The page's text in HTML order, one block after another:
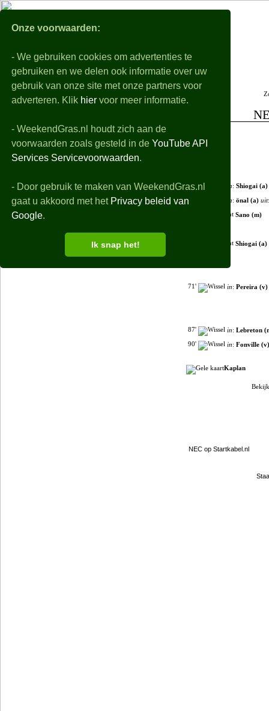
Onze voorwaarden:
- We gebruiken cookies om advertenties te
gebruiken en we delen ook informatie over uw
gebruik van onze site met onze partners voor
adverteren. Klik hier voor meer informatie.
- WeekendGras.nl houdt zich aan de
voorwaarden zoals gesteld in deYouTube API
Services Servicevoorwaarden.
- Door gebruik te maken van WeekendGras.nl
gaat u akkoord met het Privacy beleid van
Google.
Ik snap het!
Nabeschouwingen
Alle eredivisie samenvattingen, uitslagen, details en filmpjes van de gespeelde
46' in: Shiogai (a)
46' in: önal (a) uit
Sano (m)
Shiogai (a)
71' in: Pereira (v)
87' in: Lebreton
90' in: Fonville (v)
Kaplan
NEC op Startkabel.nl